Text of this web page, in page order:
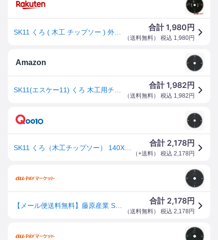
合計1,980 円
（送料無料） 税込 1,980円
Amazon
合計1,982 円
（送料無料） 税込 1,982 円
合計 2,178円
（+送料） 税込 2,178 円
合計 2,178円
（送料無料） 税込 2,178 円